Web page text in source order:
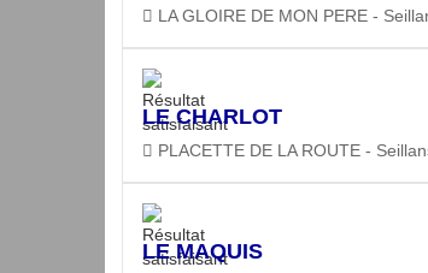
LA GLOIRE DE MON PERE -
LE CHARLOT
PLACETTE DE LA ROUTE -
LE MAQUIS